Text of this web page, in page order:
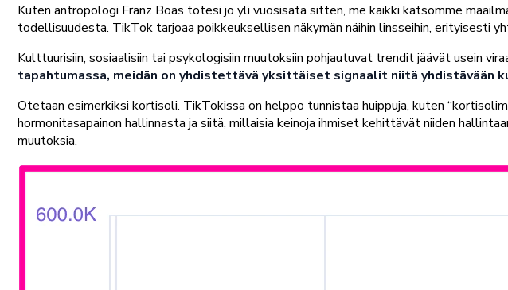
Kuten antropologi Franz Boas totesi jo yli vuosisata sitten, me kaikki katsomme
todellisuudesta. TikTok tarjoaa poikkeuksellisen näkymän näihin linsseihin, erityisesti
Kulttuurisiin, sosiaalisiin tai psykologisiin muutoksiin pohjautuvat trendit jäävät usein
tapahtumassa, meidän on yhdistettävä yksittäiset signaalit niitä yhdistävään
Otetaan esimerkiksi kortisoli. TikTokissa on helppo tunnistaa huippuja, kuten
hormonitasapainon hallinnasta ja siitä, millaisia keinoja ihmiset kehittävät niiden
muutoksia.